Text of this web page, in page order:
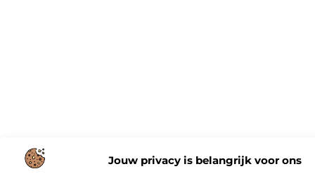
Jouw privacy is belangrijk voor ons